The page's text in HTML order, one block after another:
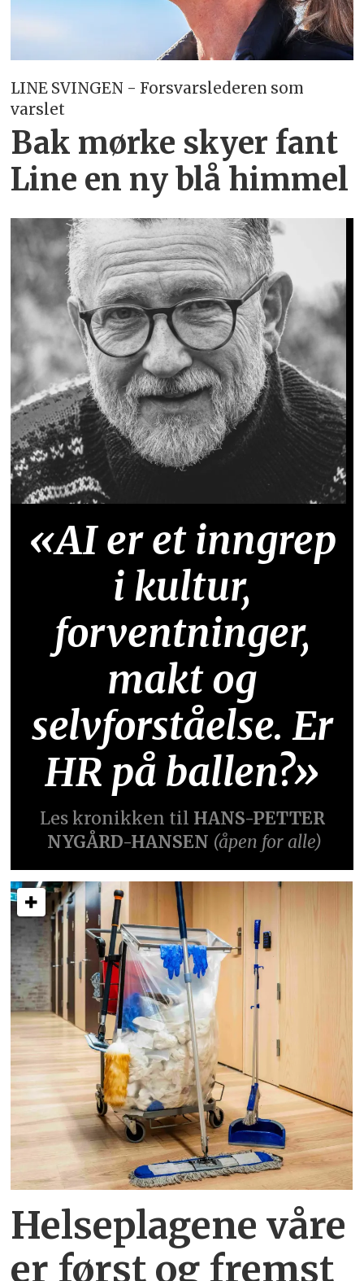
LINE SVINGEN - Forsvarslederen som
varslet
Bak mørke skyer fant
Line en ny blå himmel
«AI er et inngrep
i kultur,
forventninger,
makt og
selvforståelse. Er
HR på ballen?»
Les kronikken til HANS-PETTER
NYGÅRD-HANSEN (åpen for alle)
Helseplagene våre
er først og fremst